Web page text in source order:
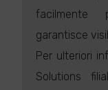
facilmente
garantisce
Per ulteriori
Solutions